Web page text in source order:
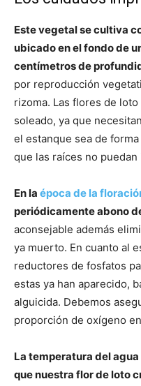
Este vegetal se cultiva
ubicado en el fondo de
centímetros de
por reproducción
rizoma. Las flores de
soleado, ya que
el estanque sea de
que las raíces no
En la época de la
periódicamente abono
aconsejable además
ya muerto. En cuanto al
reductores de fosfatos
estas ya han aparecido,
alguicida. Debemos
proporción de oxígeno
La temperatura del
que nuestra flor de loto